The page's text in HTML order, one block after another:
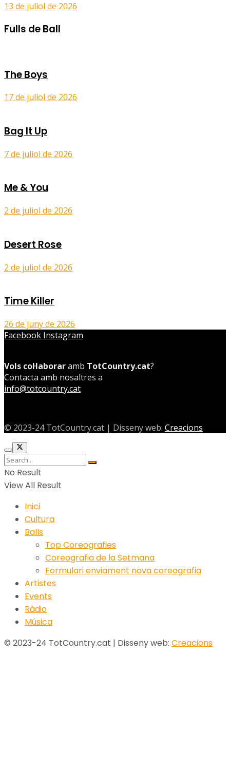
13 de juliol de 2026
Fulls de Ball
The Boys
17 de juliol de 2026
Bag It Up
7 de juliol de 2026
Me & You
2 de juliol de 2026
Desert Rose
2 de juliol de 2026
Time Killer
26 de juny de 2026
Facebook Instagram
Vols col·laboraramb TotCountry.cat?
Contacta amb nosaltres a
info@totcountry.cat
© 2023-24 TotCountry.cat | Disseny web: Creacions
No Result
View All Result
Inici
Cultura
Balls
Top Coreografies
Coreografia de la Setmana
Formulari enviament nova coreografia
Artistes
Events
Ràdio
Música
© 2023-24 TotCountry.cat | Disseny web: Creacions